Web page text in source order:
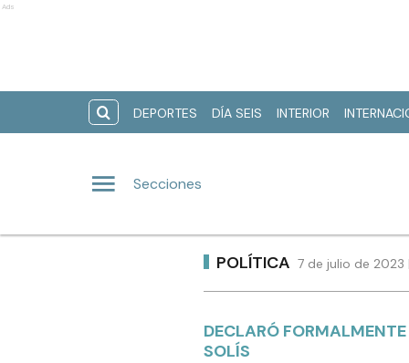
Ads
DEPORTES DÍA SEIS INTERIOR
Secciones
POLÍTICA 7 de julio de 2023
DECLARÓ
SOLÍS